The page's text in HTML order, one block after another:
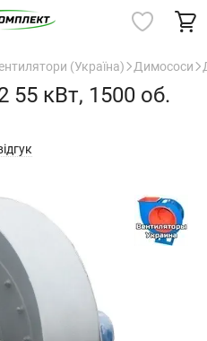
(Україна) Димососи
кВт, 1500 об.